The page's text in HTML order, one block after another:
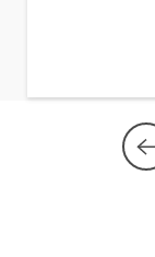
прозрачность